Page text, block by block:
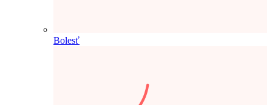
Bolesť